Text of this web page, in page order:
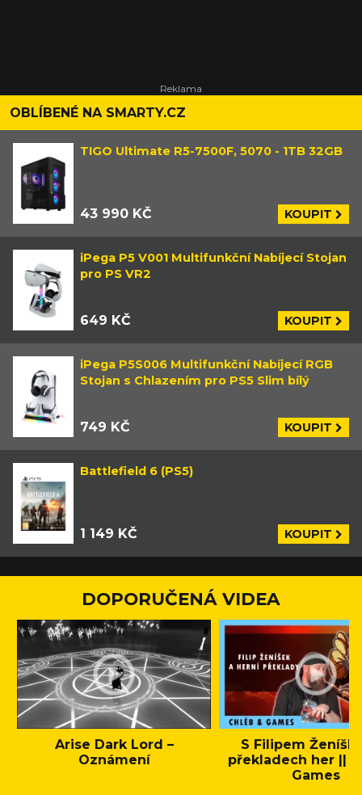
OBLÍBENÉ NA SMARTY.CZ
TIGO Ultimate R5-7500F, 5070 - 1TB 32GB
43 990 KČ KOUPIT
iPega P5 V001 Multifunkční Nabíjecí Stojan
pro PS VR2
649 KČ KOUPIT
iPega P5S006 Multifunkční Nabíjecí RGB
Stojan s Chlazením pro PS5 Slim bílý
749 KČ KOUPIT
Battlefield 6 (PS5)
1 149 KČ KOUPIT
DOPORUČENÁ VIDEA
Arise Dark Lord –
Oznámení
S Filipem
překladech her ||
Games